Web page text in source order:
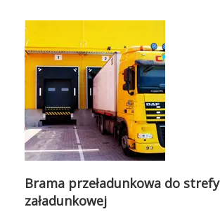
Brama przeładunkowa do strefy
załadunkowej